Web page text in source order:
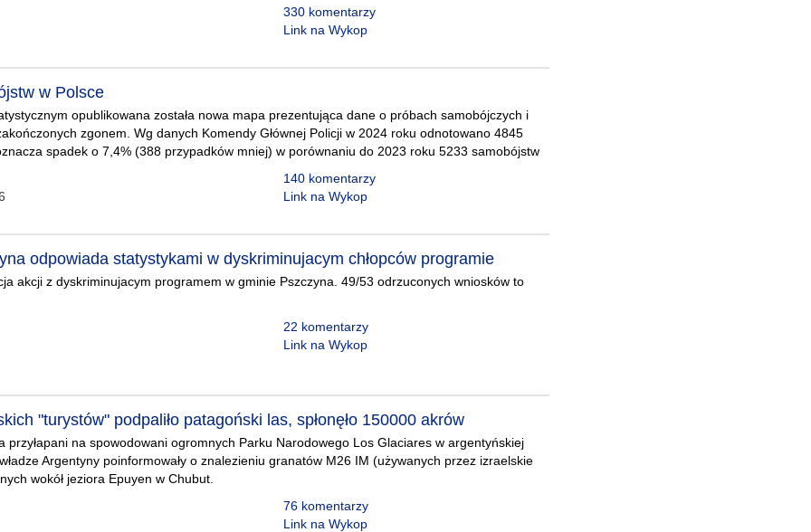
330 komentarzy
Link na Wykop
w Polsce
opublikowana została nowa mapa prezentująca dane o próbach samobójczych i
zgonem. Wg danych Komendy Głównej Policji w 2024 roku odnotowano 4845
spadek o 7,4% (388 przypadków mniej) w porównaniu do 2023 roku 5233 samobójstw
140 komentarzy
Link na Wykop
odpowiada statystykami w dyskriminujacym chłopców programie
akcji z dyskriminujacym programem w gminie Pszczyna. 49/53 odrzuconych wniosków to
22 komentarzy
Link na Wykop
"turystów" podpaliło patagoński las, spłonęło 150000 akrów
przyłapani na spowodowani ogromnych Parku Narodowego Los Glaciares w argentyńskiej
Argentyny poinformowały o znalezieniu granatów M26 IM (używanych przez izraelskie
wokół jeziora Epuyen w Chubut.
76 komentarzy
Link na Wykop